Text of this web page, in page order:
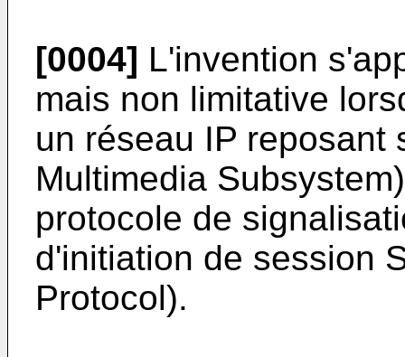
[0004] L'invention
mais non limitative
un réseau IP reposant
Multimedia
protocole de
d'initiation de session
Protocol).